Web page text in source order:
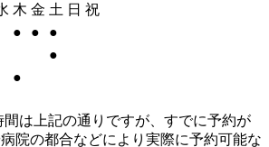
木 金 土 日 祝
● ●
●
●
●
は上記の通りですが、すでに予約が
院の都合などにより実際に予約可能な